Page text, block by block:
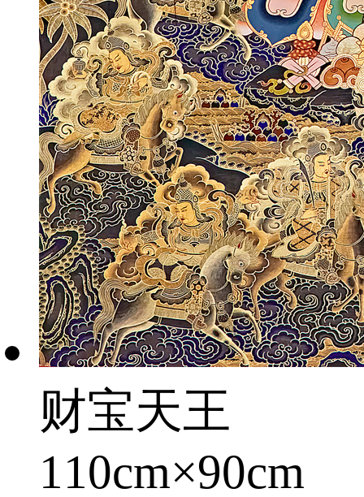
财宝天王
110cm×90cm